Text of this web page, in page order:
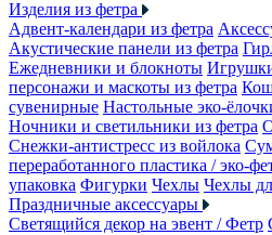
Изделия из фетра
Адвент-календари из фетра
Акустические панели из фетра
Ежедневники и блокноты
персонажи и маскоты из фетра
сувенирные Настольные эко-
Ночники и светильники из фетра
Снежки-антистресс из войлока
переработанного пластика / эко-
упаковка Фигурки Чехлы Чехлы
Праздничные аксессуары
Светящийся декор на эвент / Фетр